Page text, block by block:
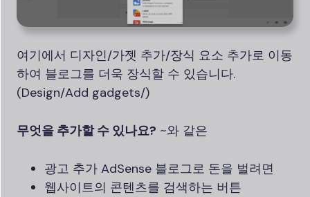
여기에서 디자인/가젯 추가/장식 요소 추가로 이동
하여 블로그를 더욱 장식할 수 있습니다.
(Design/Add gadgets/)
무엇을 추가할 수 있나요? ~와 같은
광고 추가 AdSense 블로그로 돈을 벌려면
웹사이트의 콘텐츠를 검색하는 버튼